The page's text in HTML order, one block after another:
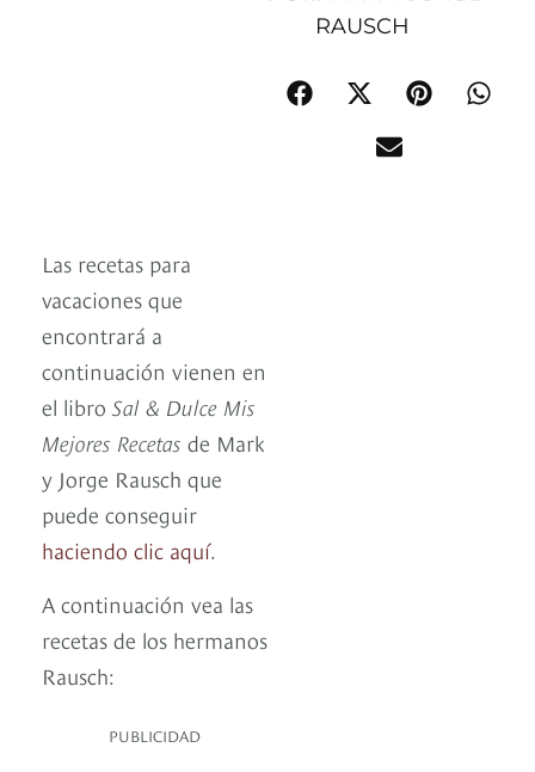
RAUSCH
Las recetas para
vacaciones que
encontrará a
continuación vienen en
el libro Sal & Dulce Mis
Mejores Recetas de Mark
y Jorge Rausch que
puede conseguir
haciendo clic aquí.
A continuación vea las
recetas de los hermanos
Rausch:
PUBLICIDAD